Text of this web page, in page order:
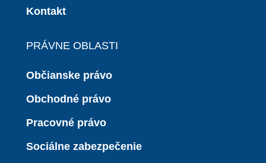
Kontakt
PRÁVNE OBLASTI
Občianske právo
Obchodné právo
Pracovné právo
Sociálne zabezpečenie